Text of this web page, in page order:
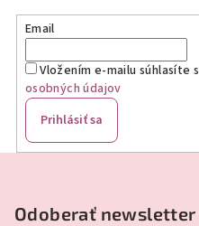
Email
Vložením e-mailu súhlasíte s
osobných údajov
Prihlásiť sa
Odoberať newsletter